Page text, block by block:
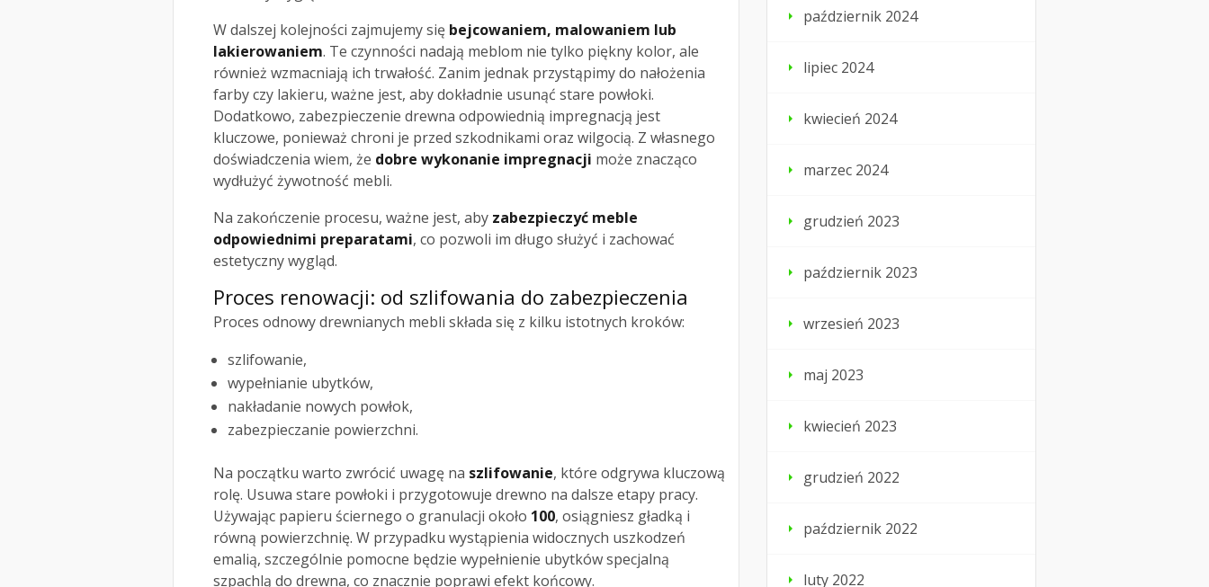
W dalszej kolejności zajmujemy się bejcowaniem, malowaniem lub
lakierowaniem. Te czynności nadają meblom nie tylko piękny kolor, ale
również wzmacniają ich trwałość. Zanim jednak przystąpimy do nałożenia
farby czy lakieru, ważne jest, aby dokładnie usunąć stare powłoki.
Dodatkowo, zabezpieczenie drewna odpowiednią impregnacją jest
kluczowe, ponieważ chroni je przed szkodnikami oraz wilgocią. Z własnego
doświadczenia wiem, że dobre wykonanie impregnacji może znacząco
wydłużyć żywotność mebli.
Na zakończenie procesu, ważne jest, aby zabezpieczyć meble
odpowiednimi preparatami, co pozwoli im długo służyć i zachować
estetyczny wygląd.
Proces renowacji: od szlifowania do zabezpieczenia
Proces odnowy drewnianych mebli składa się z kilku istotnych kroków:
szlifowanie,
wypełnianie ubytków,
nakładanie nowych powłok,
zabezpieczanie powierzchni.
Na początku warto zwrócić uwagę na szlifowanie, które odgrywa kluczową
rolę. Usuwa stare powłoki i przygotowuje drewno na dalsze etapy pracy.
Używając papieru ściernego o granulacji około 100, osiągniesz gładką i
równą powierzchnię. W przypadku wystąpienia widocznych uszkodzeń
emalią, szczególnie pomocne będzie wypełnienie ubytków specjalną
szpachlą do drewna, co znacznie poprawi efekt końcowy.
październik 2024
lipiec 2024
kwiecień 2024
marzec 2024
grudzień 2023
październik 2023
wrzesień 2023
maj 2023
kwiecień 2023
grudzień 2022
październik 2022
luty 2022